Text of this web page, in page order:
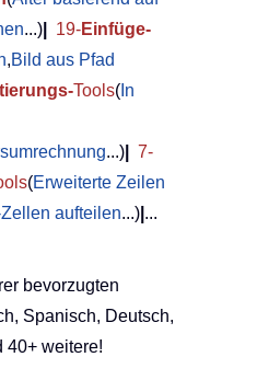
...) 19-Einfüge-
,Bild aus Pfad
Tools( In
...)
7-
(Erweiterte Zeilen
aufteilen...) ...
bevorzugten
Spanisch, Deutsch,
40+ weitere!